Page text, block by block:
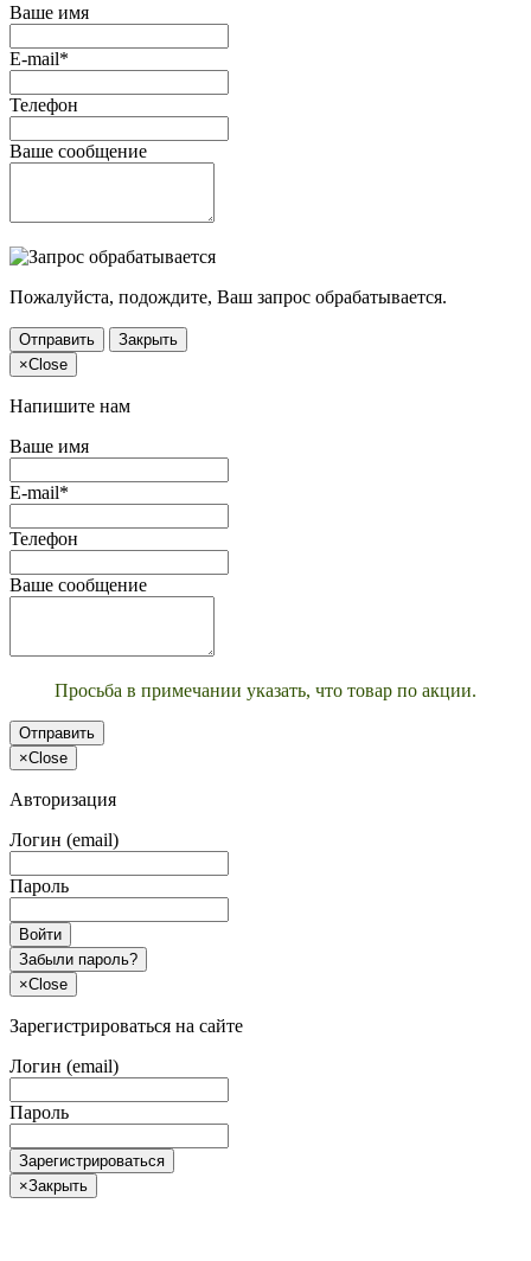
Ваше имя
E-mail*
Телефон
Ваше сообщение
Пожалуйста, подождите, Ваш запрос обрабатывается.
Отправить
Закрыть
×Close
Напишите нам
Ваше имя
E-mail*
Телефон
Ваше сообщение
Просьба в примечании указать, что товар по акции.
Отправить
×Close
Авторизация
Логин (email)
Пароль
Войти
Забыли пароль?
×Close
Зарегистрироваться на сайте
Логин (email)
Пароль
Зарегистрироваться
×Закрыть